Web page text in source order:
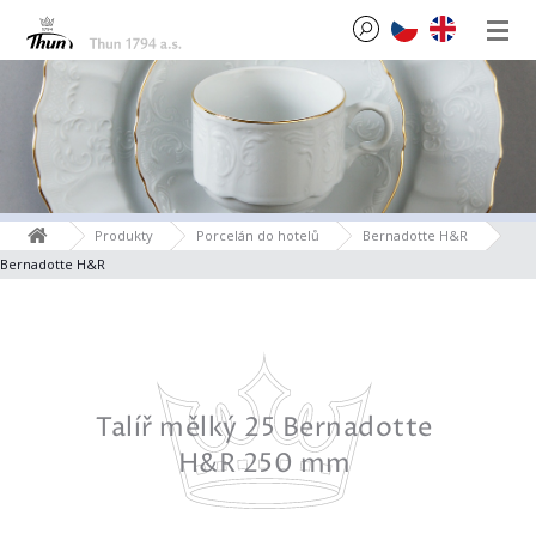
Produkty Porcelán do hotelů
Bernadotte H&R
Bernadotte H&R
Talíř mělký 25 Bernadotte
H&R 250 mm